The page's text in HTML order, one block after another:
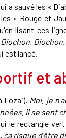
a sauvé les «
« Rouge et
lisant ces
est lancé.
et
Lozai). Moi, je
il se sent
le rectangle
risque d'être